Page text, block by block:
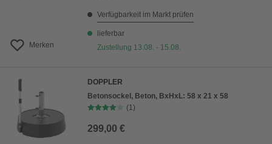
Merken
Verfügbarkeit im Markt prüfen
lieferbar
Zustellung 13.08. - 15.08.
DOPPLER
Betonsockel, Beton, BxHxL: 58 x 21 x 58
(1)
299,00 €